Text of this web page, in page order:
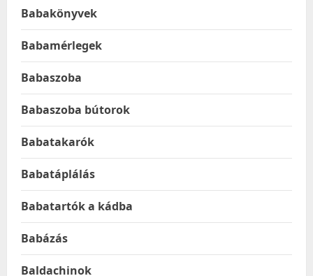
Babakönyvek
Babamérlegek
Babaszoba
Babaszoba bútorok
Babatakarók
Babatáplálás
Babatartók a kádba
Babázás
Baldachinok